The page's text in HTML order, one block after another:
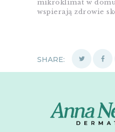
mikroklimat w
wspierają zdrowie
SHARE: